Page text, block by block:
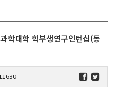
학대학 학부생연구인턴십(동